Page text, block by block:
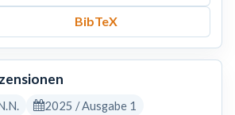
BibTeX
2025 / Ausgabe 1